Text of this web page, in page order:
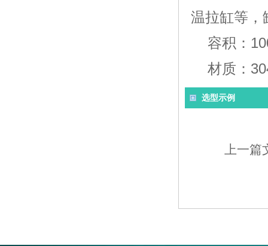
温拉缸等，
容积：
材质：
选型示例
上一